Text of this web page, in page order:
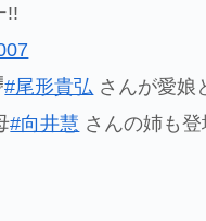
!!
#尾形貴弘 さんが愛娘
#向井慧 さんの姉も登